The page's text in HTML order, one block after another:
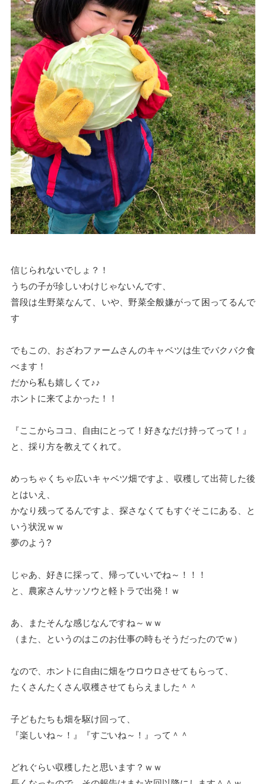
信じられないでしょ？！
うちの子が珍しいわけじゃないんです、
普段は生野菜なんて、いや、野菜全般嫌がって困ってるんで
す
でもこの、おざわファームさんのキャベツは生でバクバク食
べます！
だから私も嬉しくて♪♪
ホントに来てよかった！！
『ここからココ、自由にとって！好きなだけ持ってって！』
と、採り方を教えてくれて。
めっちゃくちゃ広いキャベツ畑ですよ、収穫して出荷した後
とはいえ、
かなり残ってるんですよ、探さなくてもすぐそこにある、と
いう状況ｗｗ
夢のよう?
じゃあ、好きに採って、帰っていいでね～！！！
と、農家さんサッソウと軽トラで出発！ｗ
あ、またそんな感じなんですね～ｗｗ
（また、というのはこのお仕事の時もそうだったのでｗ）
なので、ホントに自由に畑をウロウロさせてもらって、
たくさんたくさん収穫させてもらえました＾＾
子どもたちも畑を駆け回って、
『楽しいね～！』『すごいね～！』って＾＾
どれぐらい収穫したと思います？ｗｗ